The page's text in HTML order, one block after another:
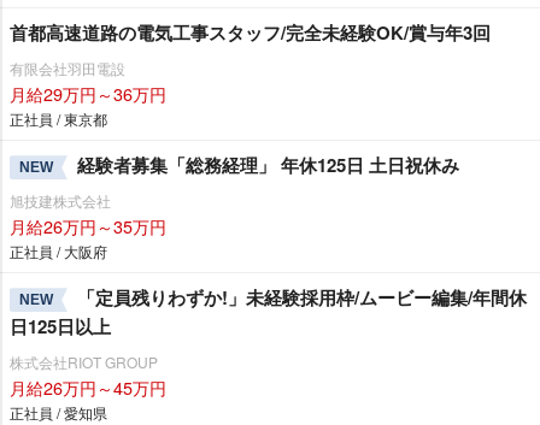
首都高速道路の電気工事スタッフ/完全未経験OK/賞与年3回
有限会社羽田電設
月給29万円～36万円
正社員 / 東京都
NEW 経験者募集「総務経理」 年休125日 土日祝休み
旭技建株式会社
月給26万円～35万円
正社員 / 大阪府
NEW
「定員残りわずか!」未経験採用枠/ムービー編集/年間休
日125日以上
株式会社RIOT GROUP
月給26万円～45万円
正社員 / 愛知県